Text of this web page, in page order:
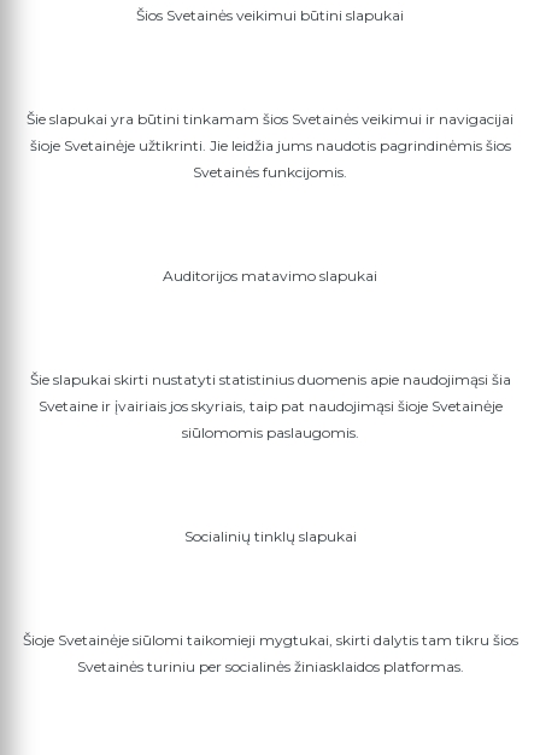
Šios Svetainės veikimui būtini slapukai
Šie slapukai yra būtini tinkamam šios Svetainės veikimui ir navigacijai
šioje Svetainėje užtikrinti. Jie leidžia jums naudotis pagrindinėmis šios
Svetainės funkcijomis.
Auditorijos matavimo slapukai
Šie slapukai skirti nustatyti statistinius duomenis apie naudojimąsi šia
Svetaine ir įvairiais jos skyriais, taip pat naudojimąsi šioje Svetainėje
siūlomomis paslaugomis.
Socialinių tinklų slapukai
Šioje Svetainėje siūlomi taikomieji mygtukai, skirti dalytis tam tikru šios
Svetainės turiniu per socialinės žiniasklaidos platformas.